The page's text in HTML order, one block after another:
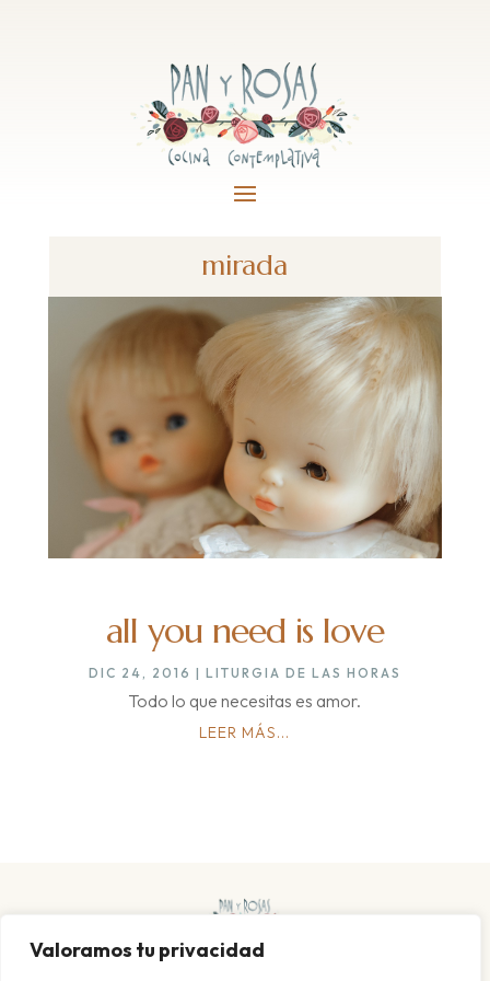
Valoramos tu privacidad
mirada
all you need is love
DIC 24, 2016 | LITURGIA DE LAS HORAS
Todo lo que necesitas es amor.
LEER MÁS...